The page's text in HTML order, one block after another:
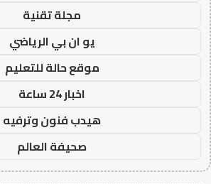
مجلة تقنية
يو ان بي الرياضي
موقع حالة للتعليم
اخبار 24 ساعة
هيدب فنون وترفيه
صحيفة العالم